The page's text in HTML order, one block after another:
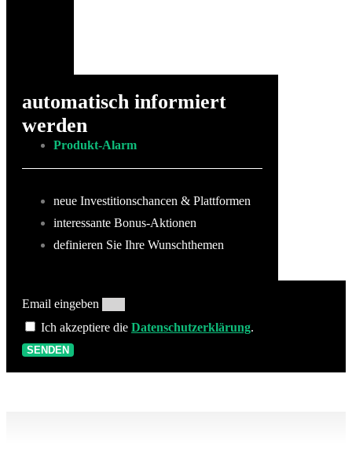
automatisch informiert
werden
Produkt-Alarm
neue Investitionschancen & Plattformen
interessante Bonus-Aktionen
definieren Sie Ihre Wunschthemen
Email eingeben
Ich akzeptiere die Datenschutzerklärung.
SENDEN